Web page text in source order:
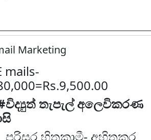
Marketing
mails-
තැපැල් අලෙවිකරණ
පරිසර හිතකාමී- අහිතකර